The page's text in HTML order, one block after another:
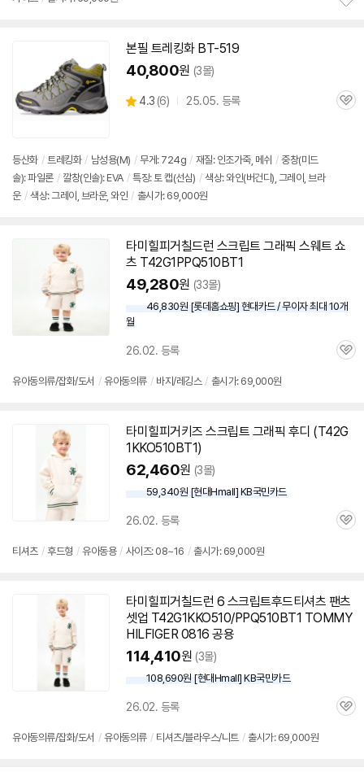
본필 트레킹화 BT-519
40,800원 (3몰)
별
4.3 (상
뷰
6) 25.05. 등록
관
등산화 / 트레킹화 / 남성용(M) / 무게: 724g / 재질: 인조가죽, 메쉬 / 중창(미드
솔): 파일론 / 깔창(인솔): EVA / 특징: 토 캡(선심) / 색상: 와인(버건디), 그레이, 브라
운 / 색상: 그레이, 브라운, 와인 / 출시가: 69,000원
타미힐피거칠드런 스크립트 그래픽 스웨트 쇼
츠 T42G1PPQ510BT1
49,280원 (33몰)
46,830원 [롯데홈쇼핑] 현대카드 / 무이자 최대 10개
월
26.02. 등록
관
유아동의류/잡화/도서 / 유아동의류 / 바지/레깅스 / 출시가: 69,000원
타미힐피거키즈 스크립트 그래픽 후디 (T42G
1KKO510BT1)
62,460원 (3몰)
59,340원 [현대Hmall] KB국민카드
26.02. 등록
관
티셔츠 / 후드형 / 유아동용 / 사이즈: 08~16 / 출시가: 69,000원
타미힐피거칠드런 6 스크립트후드티셔츠 팬츠
셋업 T42G1KKO510/PPQ510BT1 TOMMY
HILFIGER 0816 공용
114,410원 (3몰)
108,690원 [현대Hmall] KB국민카드
26.02. 등록
관
유아동의류/잡화/도서 / 유아동의류 / 티셔츠/블라우스/니트 / 출시가: 69,000원
세부정보 열기/접기